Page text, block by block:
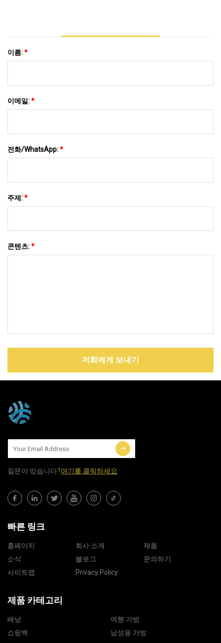
이름:*
이메일:*
전화/WhatsApp:*
주제:*
콘텐츠:*
저희에게 보내기
질문이 있습니다?여기를 클릭하세요
빠른 링크
홈페이지 회사 소개
제품
소식
블로그
문의하기
사이트맵
Privacy Policy
제품 카테고리
배낭
여행 가방
쇼핑백
남성용 가방